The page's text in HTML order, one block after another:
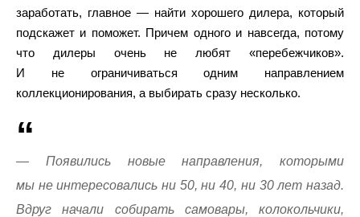
заработать, главное — найти хорошего дилера, который
подскажет и поможет. Причем одного и навсегда, потому
что дилеры очень не любят «перебежчиков».
И не ограничиваться одним направлением
коллекционирования, а выбирать сразу несколько.
— Появились новые направления, которыми
мы не интересовались ни 50, ни 40, ни 30 лет назад.
Вдруг начали собирать самовары, колокольчики,